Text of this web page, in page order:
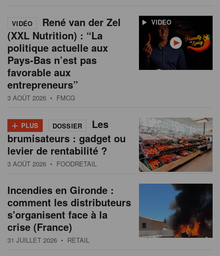
VIDEO
VIDÉO
René van der Zel
(XXL Nutrition) : “La
politique actuelle aux
Pays-Bas n’est pas
favorable aux
entrepreneurs”
3 AOÛT 2026 • FMCG
+ PLUS DOSSIER
Les
brumisateurs : gadget ou
levier de rentabilité ?
3 AOÛT 2026 • FOODRETAIL
Incendies en Gironde :
comment les distributeurs
s'organisent face à la
crise (France)
31 JUILLET 2026 • RETAIL